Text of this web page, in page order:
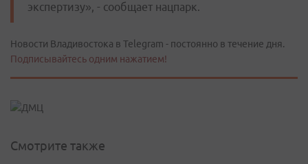
экспертизу», - сообщает нацпарк.
Новости Владивостока в Telegram - постоянно в течение дня.
Подписывайтесь одним нажатием!
Смотрите также